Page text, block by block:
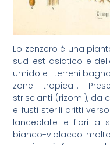
Lo zenzero è una
sud-est asiatico e
umido e i terreni
zone tropicali.
striscianti (rizomi), da
e fusti sterili dritti
lanceolate e fiori a
bianco-violaceo